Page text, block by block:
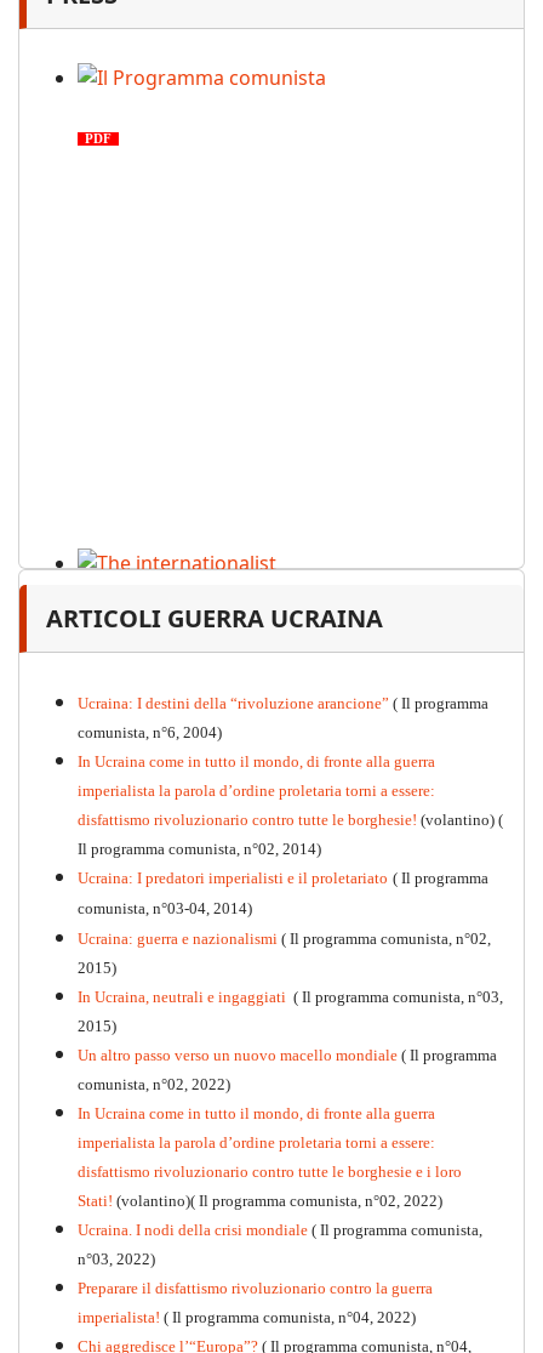
PDF
PDF n.12, 2026
Kommunistisches Programm
PDF n°10 - 2026
ARTICOLI GUERRA UCRAINA
Ucraina: I destini della “rivoluzione arancione” ( Il programma
comunista, n°6, 2004)
In Ucraina come in tutto il mondo, di fronte alla guerra
imperialista la parola d’ordine proletaria torni a essere:
disfattismo rivoluzionario contro tutte le borghesie! (volantino) (
Il programma comunista, n°02, 2014)
Ucraina: I predatori imperialisti e il proletariato ( Il programma
comunista, n°03-04, 2014)
Ucraina: guerra e nazionalismi ( Il programma comunista, n°02,
2015)
In Ucraina, neutrali e ingaggiati ( Il programma comunista, n°03,
2015)
Un altro passo verso un nuovo macello mondiale ( Il programma
comunista, n°02, 2022)
In Ucraina come in tutto il mondo, di fronte alla guerra
imperialista la parola d’ordine proletaria torni a essere:
disfattismo rivoluzionario contro tutte le borghesie e i loro
Stati! (volantino)( Il programma comunista, n°02, 2022)
Ucraina. I nodi della crisi mondiale ( Il programma comunista,
n°03, 2022)
Preparare il disfattismo rivoluzionario contro la guerra
imperialista! ( Il programma comunista, n°04, 2022)
Chi aggredisce l’“Europa”? ( Il programma comunista, n°04,